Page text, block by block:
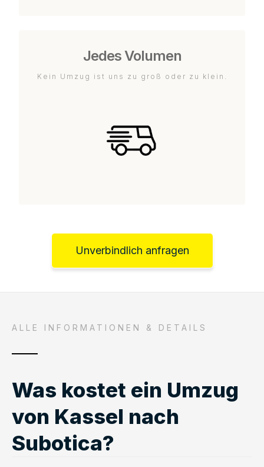
Jedes Volumen
Kein Umzug ist uns zu groß oder zu klein.
Unverbindlich anfragen
ALLE INFORMATIONEN & DETAILS
Was kostet ein Umzug
von Kassel nach
Subotica?